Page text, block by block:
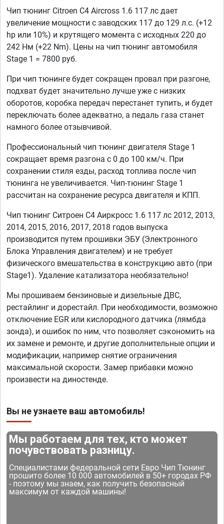
Чип тюнинг Citroen C4 Aircross 1.6 117 лс дает
увеличение мощности с заводских 117 до 129 л.с. (+12
hp или 10%) и крутящего момента с исходных 220 до
242 Нм (+22 Nm). Цены на чип тюнинг автомобиля
Stage 1 = 7800 руб.
При чип тюнинге будет сокращен провал при разгоне,
подхват будет значительно лучше уже с низких
оборотов, коробка передач перестанет тупить, и будет
переключать более адекватно, а педаль газа станет
намного более отзывчивой.
Профессиональный чип тюнинг двигателя Stage 1
сокращает время разгона с 0 до 100 км/ч. При
сохранении стиля езды, расход топлива после чип
тюнинга не увеличивается. Чип-тюнинг Stage 1
рассчитан на сохранение ресурса двигателя и КПП.
Чип тюнинг Ситроен С4 Аиркросс 1.6 117 лс 2012, 2013,
2014, 2015, 2016, 2017, 2018 годов выпуска
производится путем прошивки ЭБУ (Электронного
Блока Управления двигателем) и не требует
физического вмешательства в конструкцию авто (при
Stage1). Удаление катализатора необязательно!
Мы прошиваем бензиновые и дизельные ДВС,
рестайлинг и дорестайл. При необходимости, возможно
отключение EGR или кислородного датчика (лямбда
зонда), и ошибок по ним, что позволяет сэкономить на
их замене и ремонте, и другие дополнительные опции и
модификации, например снятие ограничения
максимальной скорости. Замер прибавки можно
произвести на диностенде.
Вы не узнаете ваш автомобиль!
Мы работаем для тех, кто может
почувствовать разницу.
Специалистами федеральной сети Евро Чип Тюнинг
прошито более 10 000 автомобилей в 50+ городах РФ
- поэтому мы знаем, как получить безопасный
максимум от каждой машины!